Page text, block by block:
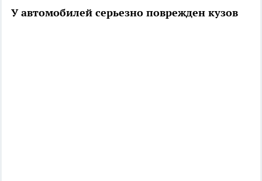
У автомобилей серьезно поврежден кузов